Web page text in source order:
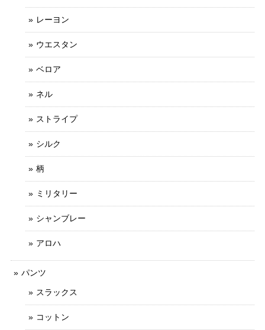
レーヨン
ウエスタン
ベロア
ネル
ストライプ
シルク
柄
ミリタリー
シャンブレー
アロハ
パンツ
スラックス
コットン